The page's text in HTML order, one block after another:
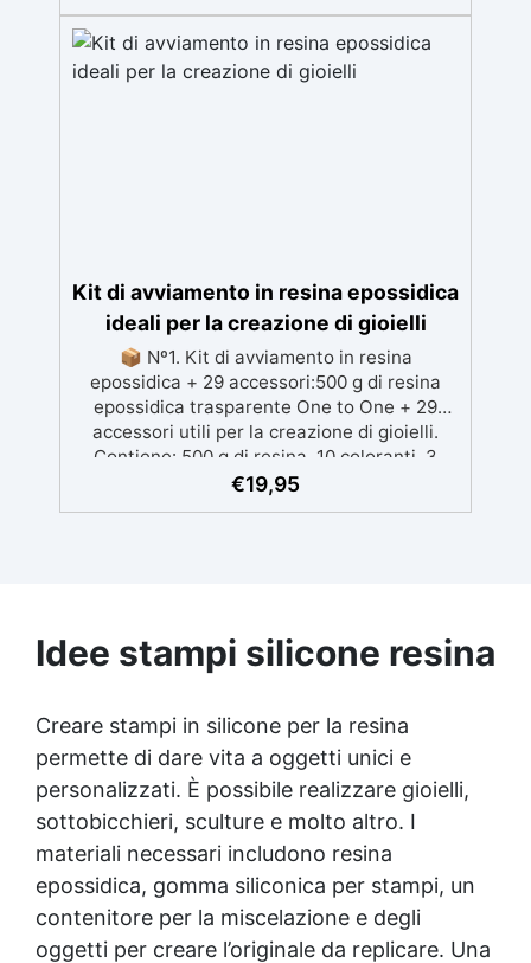
Resistente all'umidità con una superficie
lucida e protettiva adatta a qualsiasi
ambiente. Sicura e inodore, priva di solventi
Kit di avviamento in resina epossidica
ideali per la creazione di gioielli
📦 Nº1. Kit di avviamento in resina
epossidica + 29 accessori:500 g di resina
epossidica trasparente One to One + 29
accessori utili per la creazione di gioielli.
Contiene: 500 g di resina, 10 coloranti, 3
pigmenti, contagocce, bastoncini per
stampo in silicone per lettere, portachiavi,
punte per minitrapano, oltre 100 pezzi.
€19,95
Idee stampi silicone resina
Creare stampi in silicone per la resina
permette di dare vita a oggetti unici e
personalizzati. È possibile realizzare gioielli,
sottobicchieri, sculture e molto altro. I
materiali necessari includono resina
epossidica, gomma siliconica per stampi, un
contenitore per la miscelazione e degli
oggetti per creare l’originale da replicare. Una